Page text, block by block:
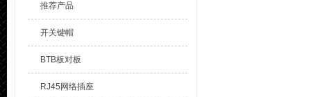
推荐产品
开关键帽
BTB板对板
RJ45网络插座